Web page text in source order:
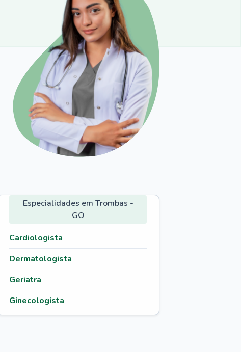
Especialidades em Trombas -
GO
Cardiologista
Dermatologista
Geriatra
Ginecologista